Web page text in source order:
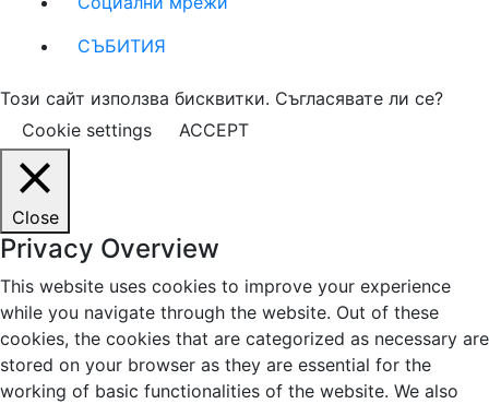
СЪБИТИЯ
Този сайт използва бисквитки. Съгласявате ли се?
Cookie settings
ACCEPT
Close
Privacy Overview
This website uses cookies to improve your experience
while you navigate through the website. Out of these
cookies, the cookies that are categorized as necessary are
stored on your browser as they are essential for the
working of basic functionalities of the website. We also